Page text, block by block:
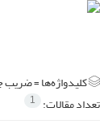
کلیدواژه‌ها =
تعداد مقالات: 1